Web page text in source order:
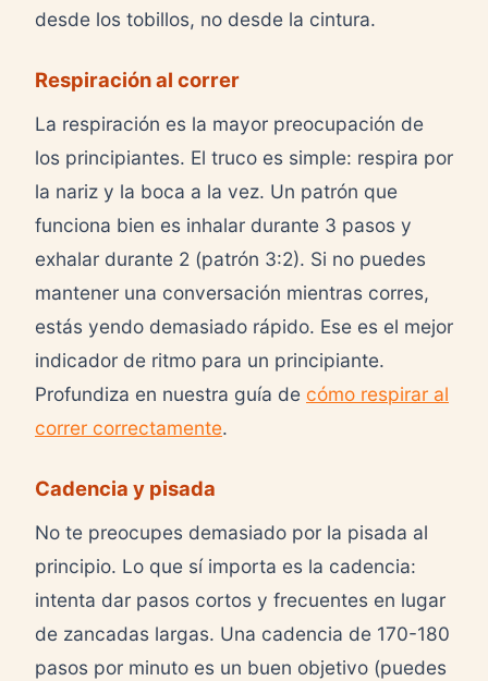
desde los tobillos, no desde la cintura.
Respiración al correr
La respiración es la mayor preocupación de
los principiantes. El truco es simple: respira por
la nariz y la boca a la vez. Un patrón que
funciona bien es inhalar durante 3 pasos y
exhalar durante 2 (patrón 3:2). Si no puedes
mantener una conversación mientras corres,
estás yendo demasiado rápido. Ese es el mejor
indicador de ritmo para un principiante.
Profundiza en nuestra guía de cómo respirar al
correr correctamente.
Cadencia y pisada
No te preocupes demasiado por la pisada al
principio. Lo que sí importa es la cadencia:
intenta dar pasos cortos y frecuentes en lugar
de zancadas largas. Una cadencia de 170-180
pasos por minuto es un buen objetivo (puedes